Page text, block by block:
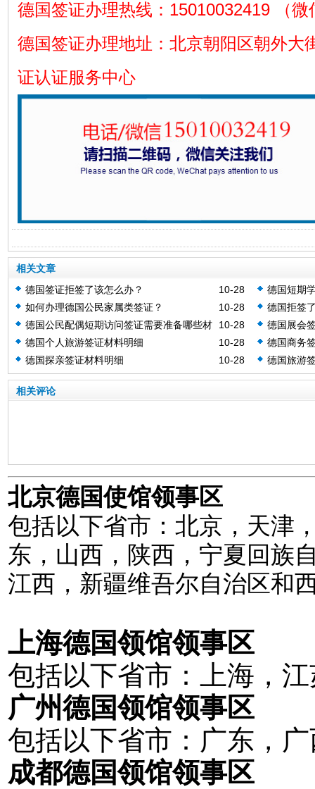
德国签证办理热线：15010032419 （
德国签证办理地址：北京朝阳区朝外大
证认证服务中心
相关文章
10-28
德国签证拒签了该怎么办？
德国短期
10-28
如何办理德国公民家属类签证？
德国拒签
10-28
德国公民配偶短期访问签证需要准备哪些材
料？
德国展会
10-28
德国个人旅游签证材料明细
德国商务
10-28
德国探亲签证材料明细 德国旅游
相关评论
北京德国使馆领事区
包括以下省市：北京，天津
东，山西，陕西，宁夏回族
江西，新疆维吾尔自治区和
上海德国领馆领事区
包括以下省市：上海，
广州德国领馆领事区
包括以下省市：广东，
成都德国领馆领事区